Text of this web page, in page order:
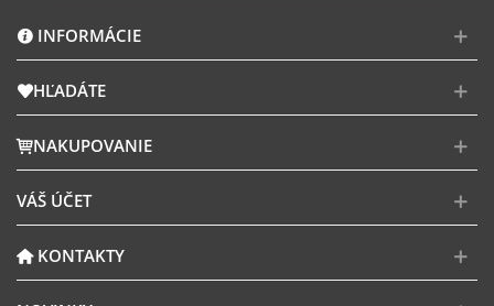
INFORMÁCIE
HĽADÁTE
NAKUPOVANIE
VÁŠ ÚČET
KONTAKTY